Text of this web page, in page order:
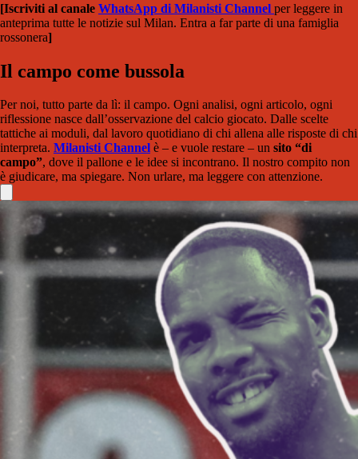
[Iscriviti al canale WhatsApp di Milanisti Channel per leggere in
anteprima tutte le notizie sul Milan. Entra a far parte di una famiglia
rossonera]
Il campo come bussola
Per noi, tutto parte da lì: il campo. Ogni analisi, ogni articolo, ogni
riflessione nasce dall’osservazione del calcio giocato. Dalle scelte
tattiche ai moduli, dal lavoro quotidiano di chi allena alle risposte di chi
interpreta. Milanisti Channel è – e vuole restare – un sito “di
campo”, dove il pallone e le idee si incontrano. Il nostro compito non
è giudicare, ma spiegare. Non urlare, ma leggere con attenzione.